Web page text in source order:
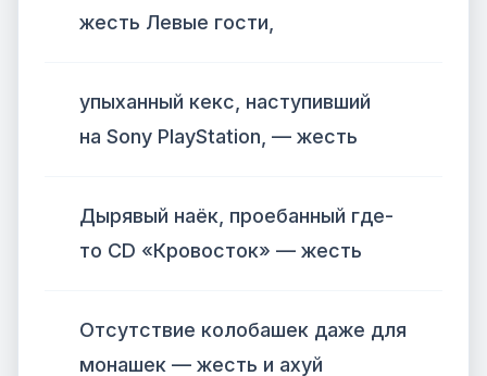
жесть Левые гости,
упыханный кекс, наступивший
на Sony PlayStation, — жесть
Дырявый наёк, проебанный где-
то CD «Кровосток» — жесть
Отсутствие колобашек даже для
монашек — жесть и ахуй